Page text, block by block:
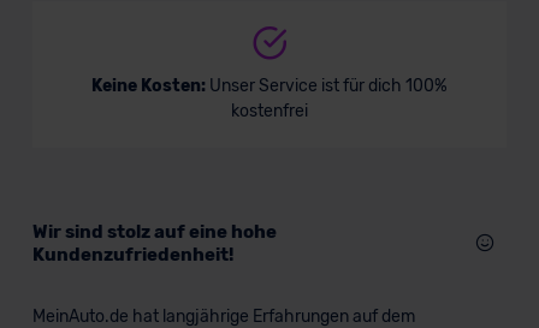
Keine Kosten: Unser Service ist für dich 100%
kostenfrei
Wir sind stolz auf eine hohe
Kundenzufriedenheit!
MeinAuto.de hat langjährige Erfahrungen auf dem